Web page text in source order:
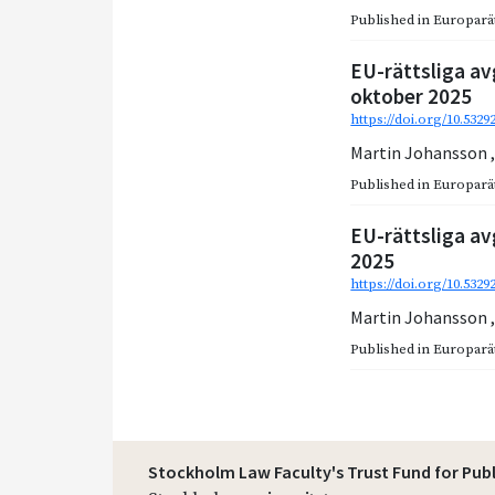
Published in
EU-rättsliga
oktober 2025
https://doi.org/
Martin Johansson
Published in
EU-rättsliga
2025
https://doi.org/
Martin Johansson
Published in
Stockholm Law Faculty's Trust Fund for